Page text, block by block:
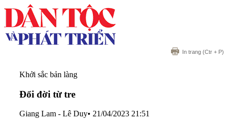
In trang (Ctr + P)
Khởi sắc bản làng
Đổi đời từ tre
Giang Lam - Lê Duy• 21/04/2023 21:51